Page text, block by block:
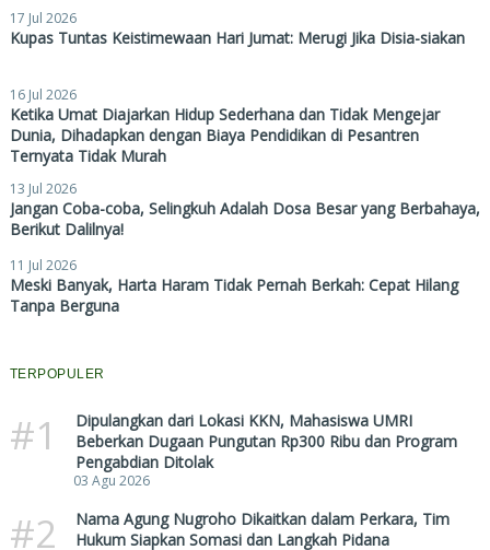
17 Jul 2026
Kupas Tuntas Keistimewaan Hari Jumat: Merugi Jika Disia-siakan
16 Jul 2026
Ketika Umat Diajarkan Hidup Sederhana dan Tidak Mengejar
Dunia, Dihadapkan dengan Biaya Pendidikan di Pesantren
Ternyata Tidak Murah
13 Jul 2026
Jangan Coba-coba, Selingkuh Adalah Dosa Besar yang Berbahaya,
Berikut Dalilnya!
11 Jul 2026
Meski Banyak, Harta Haram Tidak Pernah Berkah: Cepat Hilang
Tanpa Berguna
TERPOPULER
#1
Dipulangkan dari Lokasi KKN, Mahasiswa UMRI
Beberkan Dugaan Pungutan Rp300 Ribu dan Program
Pengabdian Ditolak
03 Agu 2026
#2
Nama Agung Nugroho Dikaitkan dalam Perkara, Tim
Hukum Siapkan Somasi dan Langkah Pidana